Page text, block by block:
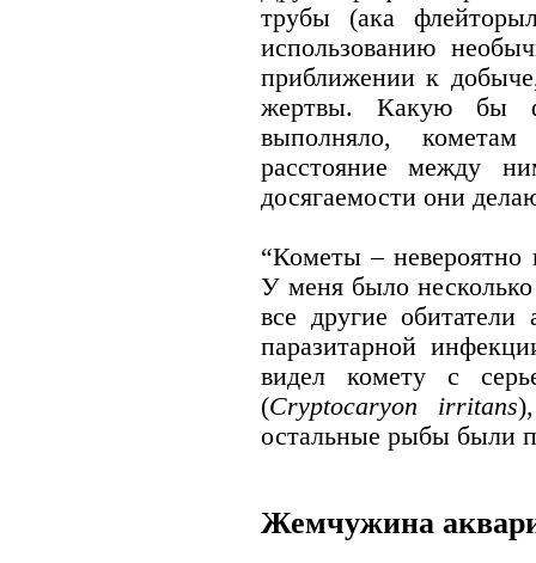
трубы (ака
использованию
приближении к
жертвы. Какую бы
выполняло, кометам
расстояние между
досягаемости они
“Кометы –
У меня было
все другие обитатели
паразитарной
видел комету с
(Cryptocaryon irritans
остальные рыбы были
Жемчужина